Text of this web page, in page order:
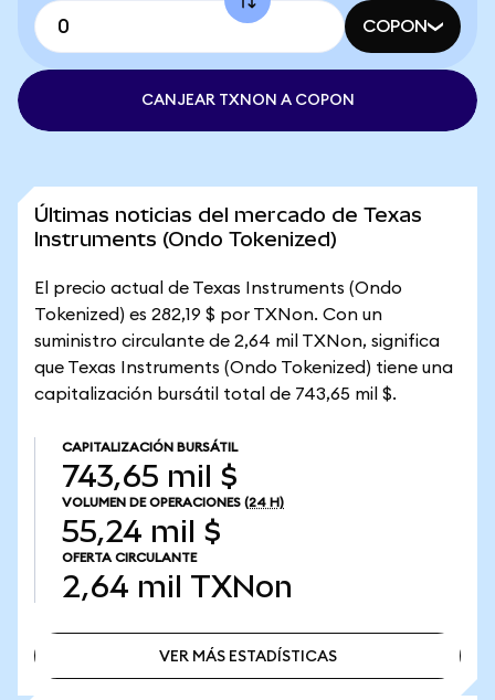
COPON
CANJEAR TXNON A COPON
Últimas noticias del mercado de Texas
Instruments (Ondo Tokenized)
El precio actual de Texas Instruments (Ondo
Tokenized) es 282,19 $ por TXNon. Con un
suministro circulante de 2,64 mil TXNon, significa
que Texas Instruments (Ondo Tokenized) tiene una
capitalización bursátil total de 743,65 mil $.
CAPITALIZACIÓN BURSÁTIL
743,65 mil $
VOLUMEN DE OPERACIONES (24 H)
55,24 mil $
OFERTA CIRCULANTE
2,64 mil TXNon
VER MÁS ESTADÍSTICAS